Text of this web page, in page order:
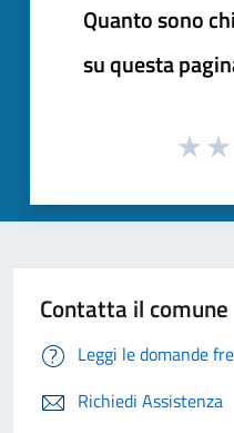
Quanto sono
su questa
Contatta il comune
Leggi le domande
Richiedi Assistenza